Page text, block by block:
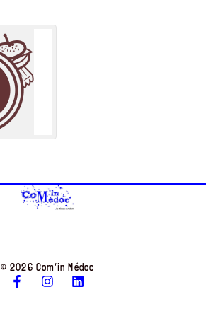
© 2026 Com’in Médoc